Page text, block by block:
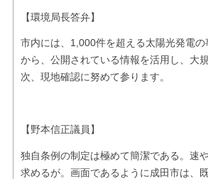
【環境局長答弁】
市内には、1,000件を超える太陽光発電の
から、公開されている情報を活用し、大
次、現地確認に努めて参ります。
【野本信正議員】
独自条例の制定は極めて簡潔である。速
求めるが。画面であるように成田市は、